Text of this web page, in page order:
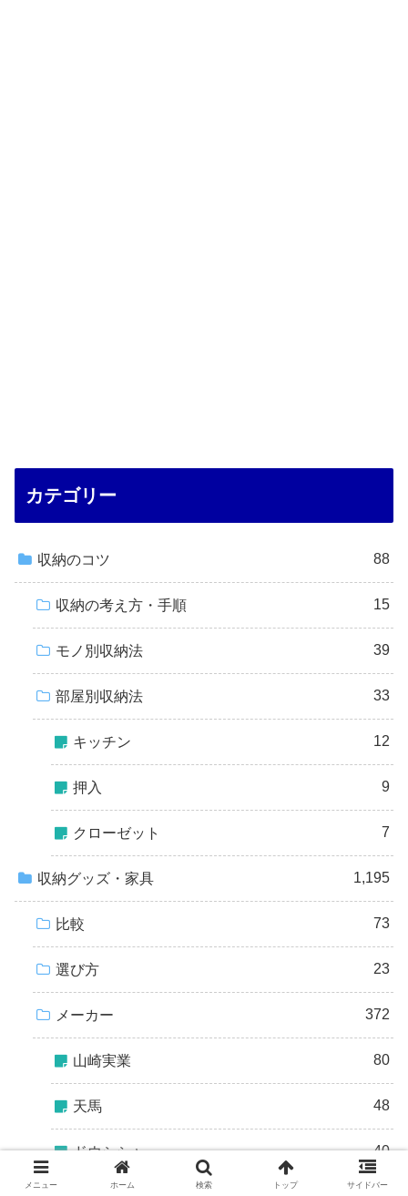
カテゴリー
収納のコツ 88
収納の考え方・手順 15
モノ別収納法 39
部屋別収納法 33
キッチン 12
押入 9
クローゼット 7
収納グッズ・家具 1,195
比較 73
選び方 23
メーカー 372
山崎実業 80
天馬 48
ドウシシャ 40
メニュー ホーム 検索 トップ サイドバー